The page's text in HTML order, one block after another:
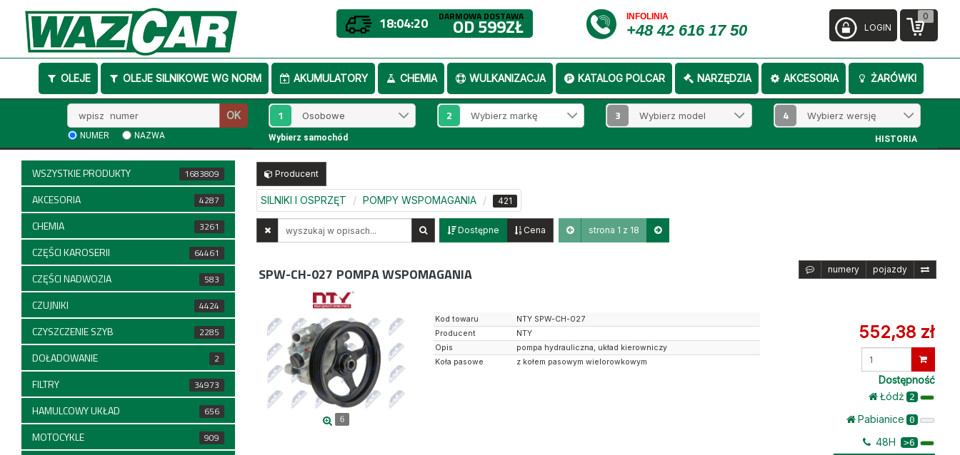
18:04:19 DARMOWA DOSTAWA
OD 599ZŁ INFOLINIA
+48 42 616 17 50
OLEJE OLEJE SILNIKOWE WG NORM AKUMULATORY CHEMIA WULKANIZACJA KATALOG POLCAR NARZĘDZIA AKCESORIA ŻARÓWKI
0
LOGIN
numer
OK
NUMER NAZWA
1 2 3 4
Wybierz samochód HISTORIA
Producent
SILNIKI I OSPRZĘT POMPY WSPOMAGANIA 421
Dostępne Cena strona 1 z 18
SPW-CH-027 POMPA WSPOMAGANIA numery pojazdy
6
552,38 zł
Dostępność
Łódż 2
Pabianice 0
48H >6
Kod towaru
NTY SPW-CH-027
Producent
NTY
Opis
pompa hydrauliczna, układ kierowniczy
Koła pasowe
z kołem pasowym wielorowkowym
WSZYSTKIE PRODUKTY 1683809
AKCESORIA 4287
CHEMIA 3261
CZĘŚCI KAROSERII 64461
CZĘŚCI NADWOZIA 583
CZUJNIKI 4424
CZYSZCZENIE SZYB 2285
DOŁADOWANIE 2
FILTRY 34973
HAMULCOWY UKŁAD 656
MOTOCYKLE 909